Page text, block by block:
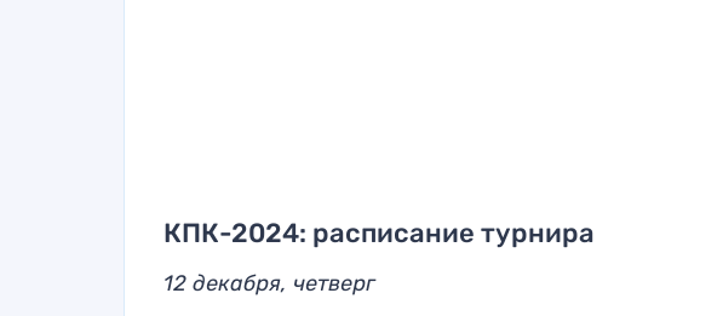
КПК-2024: расписание турнира
12 декабря, четверг